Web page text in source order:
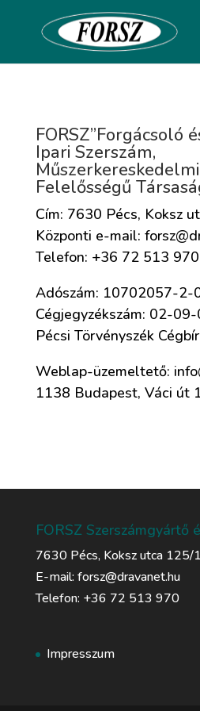
FORSZ”Forgácsoló
Ipari Szerszám,
Felelősségű
Cím: 7630 Pécs, Koksz
Központi e-mail:
Telefon: +36 72 513 970
Adószám: 10702057-2-
Cégjegyzékszám: 02-
Pécsi Törvényszék
Weblap-üzemeltető:
1138 Budapest, Váci út
FORSZ Szerszámgyártő
7630 Pécs, Koksz utca 125/
E-mail: forsz@dravanet.hu
Telefon: +36 72 513 970
Impresszum